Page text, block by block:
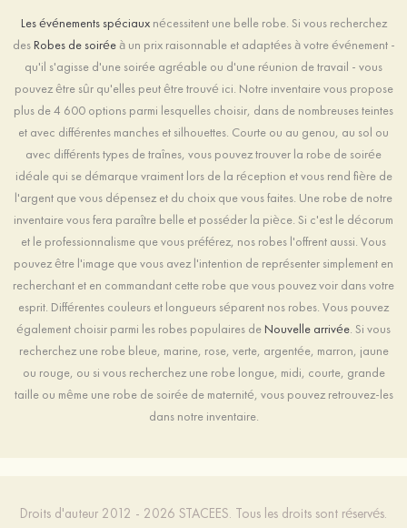
Les événements spéciauxnécessitent une belle robe. Si vous recherchez
des Robes de soiréeà un prix raisonnable et adaptées à votre événement -
qu'il s'agisse d'une soirée agréable ou d'une réunion de travail - vous
pouvez être sûr qu'elles peut être trouvé ici. Notre inventaire vous propose
plus de 4 600 options parmi lesquelles choisir, dans de nombreuses teintes
et avec différentes manches et silhouettes. Courte ou au genou, au sol ou
avec différents types de traînes, vous pouvez trouver la robe de soirée
idéale qui se démarque vraiment lors de la réception et vous rend fière de
l'argent que vous dépensez et du choix que vous faites. Une robe de notre
inventaire vous fera paraître belle et posséder la pièce. Si c'est le décorum
et le professionnalisme que vous préférez, nos robes l'offrent aussi. Vous
pouvez être l'image que vous avez l'intention de représenter simplement en
recherchant et en commandant cette robe que vous pouvez voir dans votre
esprit. Différentes couleurs et longueurs séparent nos robes. Vous pouvez
également choisir parmi les robes populaires de Nouvelle arrivée. Si vous
recherchez une robe bleue, marine, rose, verte, argentée, marron, jaune
ou rouge, ou si vous recherchez une robe longue, midi, courte, grande
taille ou même une robe de soirée de maternité, vous pouvez retrouvez-les
dans notre inventaire.
Droits d'auteur 2012 - 2026 STACEES. Tous les droits sont réservés.